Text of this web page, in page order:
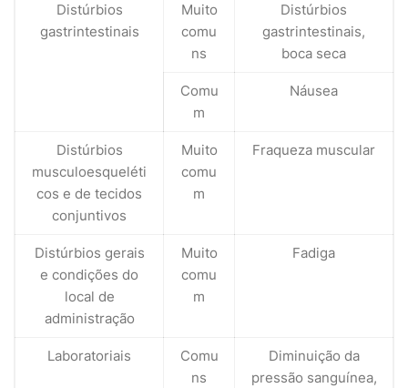
Distúrbios
gastrintestinais
Muito
comu
ns
Distúrbios
gastrintestinais,
boca seca
Comu
m
Náusea
Distúrbios
musculoesqueléti
cos e de tecidos
conjuntivos
Muito
comu
m
Fraqueza muscular
Distúrbios gerais
e condições do
local de
administração
Muito
comu
m
Fadiga
Laboratoriais
Comu
ns
Diminuição da
pressão sanguínea,